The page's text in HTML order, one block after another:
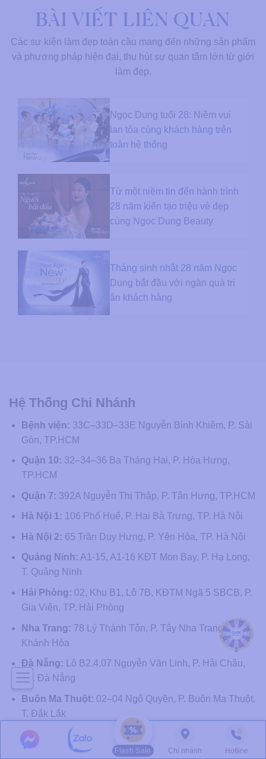
BÀI VIẾT LIÊN QUAN
Các sự kiện làm đẹp toàn cầu mang đến những sản phẩm
và phương pháp hiện đại, thu hút sự quan tâm lớn từ giới
làm đẹp.
Ngọc Dung tuổi 28: Niềm vui
lan tỏa cùng khách hàng trên
toàn hệ thống
Từ một niềm tin đến hành trình
28 năm kiến tạo triệu vẻ đẹp
cùng Ngọc Dung Beauty
Tháng sinh nhật 28 năm Ngọc
Dung bắt đầu với ngàn quà tri
ân khách hàng
Hệ Thống Chi Nhánh
Bệnh viện: 33C–33D–33E Nguyễn Bỉnh Khiêm, P. Sài
Gòn, TP.HCM
Quận 10: 32–34–36 Ba Tháng Hai, P. Hòa Hưng,
TP.HCM
Quận 7: 392A Nguyễn Thị Thập, P. Tân Hưng, TP.HCM
Hà Nội 1: 106 Phố Huế, P. Hai Bà Trưng, TP. Hà Nội
Hà Nội 2: 65 Trần Duy Hưng, P. Yên Hòa, TP. Hà Nội
Quảng Ninh: A1-15, A1-16 KĐT Mon Bay, P. Hạ Long,
T. Quảng Ninh
Hải Phòng: 02, Khu B1, Lô 7B, KĐTM Ngã 5 SBCB, P.
Gia Viên, TP. Hải Phòng
Nha Trang: 78 Lý Thánh Tôn, P. Tây Nha Trang, T.
Khánh Hòa
Đà Nẵng: Lô B2.4.07 Nguyễn Văn Linh, P. Hải Châu,
TP. Đà Nẵng
Buôn Ma Thuột: 02–04 Ngô Quyền, P. Buôn Ma Thuột,
T. Đắk Lắk
Vinh:
LK06–LK07, Eurowindow Tower, 2 Trần Phú, P.
Trường Vinh, T. Nghệ AnFlash Sale Chi nhánh Hotline